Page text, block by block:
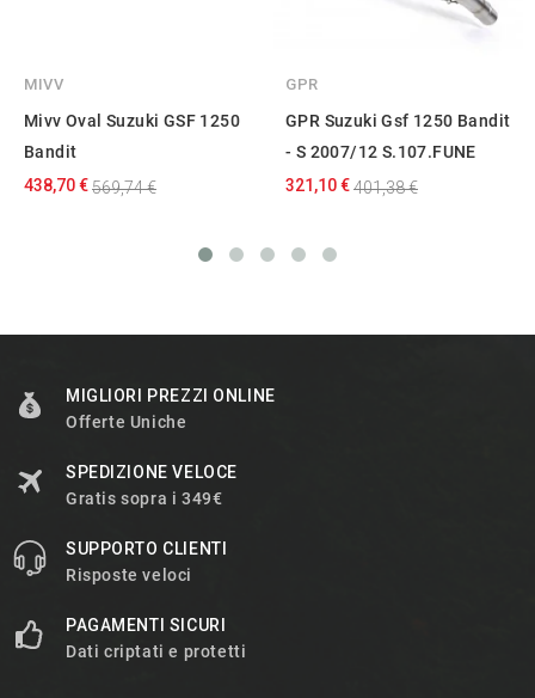
MIVV
Mivv Oval Suzuki GSF 1250
Bandit
438,70 €569,74 €
GPR
GPR Suzuki Gsf 1250 Bandit
- S 2007/12 S.107.FUNE
321,10 €401,38 €
MIGLIORI PREZZI ONLINE
Offerte Uniche
SPEDIZIONE VELOCE
Gratis sopra i 349€
SUPPORTO CLIENTI
Risposte veloci
PAGAMENTI SICURI
Dati criptati e protetti